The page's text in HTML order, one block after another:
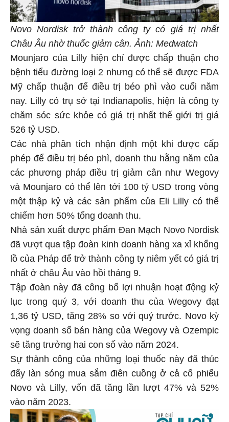
Novo Nordisk trở thành công ty có giá trị nhất
Châu Âu nhờ thuốc giảm cân. Ảnh: Medwatch
Mounjaro của Lilly hiện chỉ được chấp thuận cho
bệnh tiểu đường loại 2 nhưng có thể sẽ được FDA
Mỹ chấp thuận để điều trị béo phì vào cuối năm
nay. Lilly có trụ sở tại Indianapolis, hiện là công ty
chăm sóc sức khỏe có giá trị nhất thế giới trị giá
526 tỷ USD.
Các nhà phân tích nhận định một khi được cấp
phép để điều trị béo phì, doanh thu hằng năm của
các phương pháp điều trị giảm cân như Wegovy
và Mounjaro có thể lên tới 100 tỷ USD trong vòng
một thập kỷ và các sản phẩm của Eli Lilly có thể
chiếm hơn 50% tổng doanh thu.
Nhà sản xuất dược phẩm Đan Mạch Novo Nordisk
đã vượt qua tập đoàn kinh doanh hàng xa xỉ khổng
lồ của Pháp để trở thành công ty niêm yết có giá trị
nhất ở châu Âu vào hồi tháng 9.
Tập đoàn này đã công bố lợi nhuận hoạt động kỷ
lục trong quý 3, với doanh thu của Wegovy đạt
1,36 tỷ USD, tăng 28% so với quý trước. Novo kỳ
vọng doanh số bán hàng của Wegovy và Ozempic
sẽ tăng trưởng hai con số vào năm 2024.
Sự thành công của những loại thuốc này đã thúc
đẩy làn sóng mua sắm điên cuồng ở cả cổ phiếu
Novo và Lilly, vốn đã tăng lần lượt 47% và 52%
vào năm 2023.